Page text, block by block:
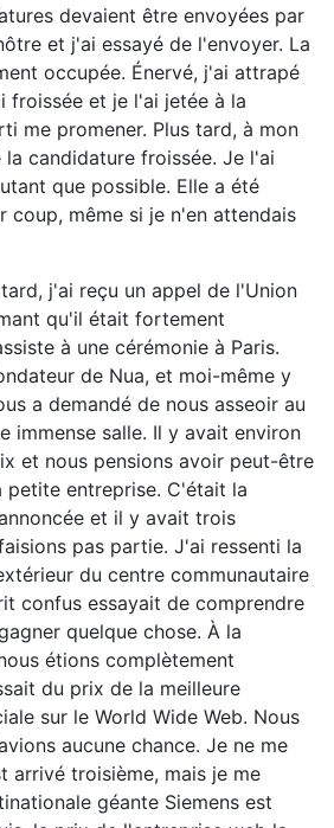
devaient être envoyées par
et j'ai essayé de l'envoyer. La
occupée. Énervé, j'ai attrapé
froissée et je l'ai jetée à la
me promener. Plus tard, à mon
candidature froissée. Je l'ai
que possible. Elle a été
coup, même si je n'en attendais
j'ai reçu un appel de l'Union
qu'il était fortement
à une cérémonie à Paris.
de Nua, et moi-même y
a demandé de nous asseoir au
immense salle. Il y avait environ
et nous pensions avoir peut-être
petite entreprise. C'était la
et il y avait trois
pas partie. J'ai ressenti la
du centre communautaire
confus essayait de comprendre
quelque chose. À la
étions complètement
du prix de la meilleure
sur le World Wide Web. Nous
aucune chance. Je ne me
arrivé troisième, mais je me
géante Siemens est